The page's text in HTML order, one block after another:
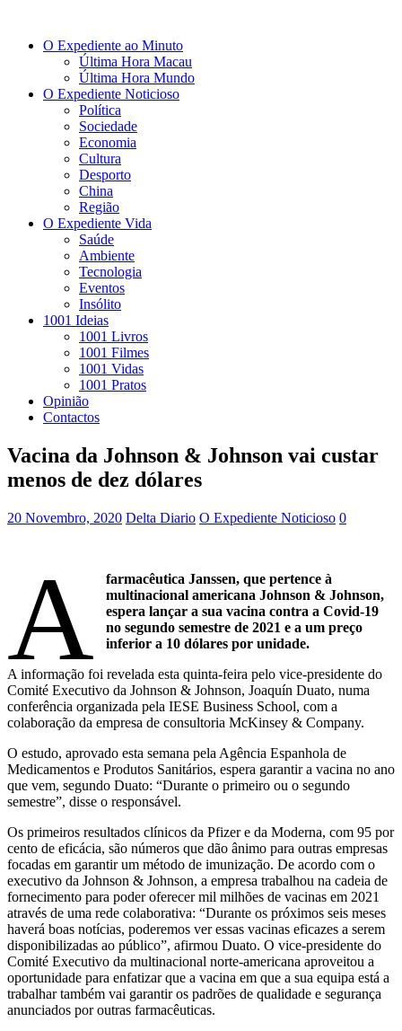
O Expediente ao Minuto
Última Hora Macau
Última Hora Mundo
O Expediente Noticioso
Política
Sociedade
Economia
Cultura
Desporto
China
Região
O Expediente Vida
Saúde
Ambiente
Tecnologia
Eventos
Insólito
1001 Ideias
1001 Livros
1001 Filmes
1001 Vidas
1001 Pratos
Opinião
Contactos
Vacina da Johnson & Johnson vai custar
menos de dez dólares
20 Novembro, 2020 Delta Diario O Expediente Noticioso 0
A
farmacêutica Janssen, que pertence à
multinacional americana Johnson & Johnson,
espera lançar a sua vacina contra a Covid-19
no segundo semestre de 2021 e a um preço
inferior a 10 dólares por unidade.
A informação foi revelada esta quinta-feira pelo vice-presidente do
Comité Executivo da Johnson & Johnson, Joaquín Duato, numa
conferência organizada pela IESE Business School, com a
colaboração da empresa de consultoria McKinsey & Company.
O estudo, aprovado esta semana pela Agência Espanhola de
Medicamentos e Produtos Sanitários, espera garantir a vacina no ano
que vem, segundo Duato: “Durante o primeiro ou o segundo
semestre”, disse o responsável.
Os primeiros resultados clínicos da Pfizer e da Moderna, com 95 por
cento de eficácia, são números que dão ânimo para outras empresas
focadas em garantir um método de imunização. De acordo com o
executivo da Johnson & Johnson, a empresa trabalhou na cadeia de
fornecimento para poder oferecer mil milhões de vacinas em 2021
através de uma rede colaborativa: “Durante os próximos seis meses
haverá boas notícias, poderemos ver essas vacinas eficazes a serem
disponibilizadas ao público”, afirmou Duato. O vice-presidente do
Comité Executivo da multinacional norte-americana aproveitou a
oportunidade para enfatizar que a vacina em que a sua equipa está a
trabalhar também vai garantir os padrões de qualidade e segurança
anunciados por outras farmacêuticas.